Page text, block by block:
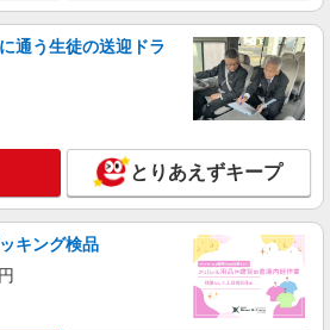
詳細を見る
☆医療行為なし！パートタイムの看護助
験OK！
1550円〜2312円 ＜交通費全支給(ガソリ
)＞
市港北区/綱島駅徒歩5分
詳細を見る
通う生徒の送迎ドラ
とりあえずキープ
キング検品